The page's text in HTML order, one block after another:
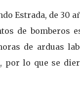
Estrada, de 30
de bomberos
de arduas
por lo que se